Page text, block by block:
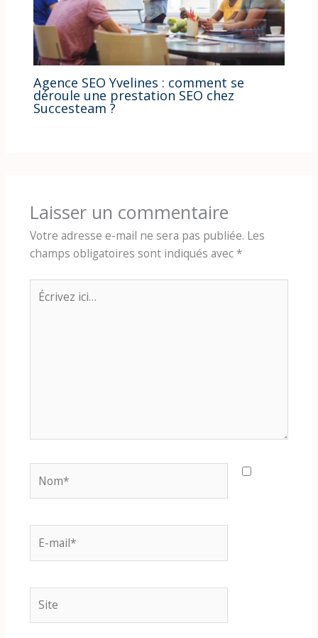
Agence SEO Yvelines : comment se
déroule une prestation SEO chez
Succesteam ?
Laisser un commentaire
Votre adresse e-mail ne sera pas publiée. Les
champs obligatoires sont indiqués avec*
Écrivez
ici…
mail*